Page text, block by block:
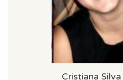
Cristiana Silva